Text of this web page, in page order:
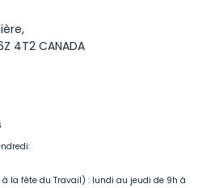
4T2 CANADA
à la fête du Travail) : lundi au jeudi de 9h à